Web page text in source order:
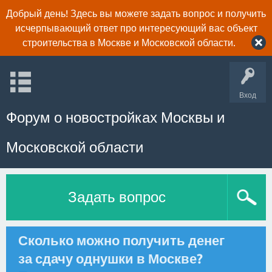
Добрый день! Здесь вы можете задать вопрос и получить
исчерпывающий ответ про интересующий вас объект
строительства в Москве и Московской области.
Вход
Форум о новостройках Москвы и
Московской области
Задать вопрос
Сколько можно получить денег
за сдачу однушки в Москве?